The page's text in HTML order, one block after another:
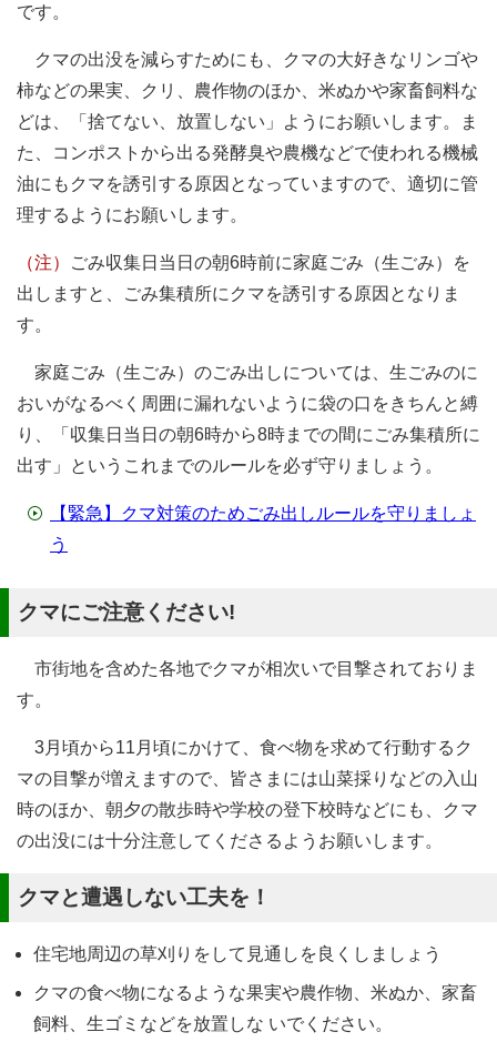
です。
クマの出没を減らすためにも、クマの大好きなリンゴや
柿などの果実、クリ、農作物のほか、米ぬかや家畜飼料な
どは、「捨てない、放置しない」ようにお願いします。ま
た、コンポストから出る発酵臭や農機などで使われる機械
油にもクマを誘引する原因となっていますので、適切に管
理するようにお願いします。
（注）
ごみ収集日当日の朝6時前に家庭ごみ（生ごみ）を
出しますと、ごみ集積所にクマを誘引する原因となりま
す。
家庭ごみ（生ごみ）のごみ出しについては、生ごみのに
おいがなるべく周囲に漏れないように袋の口をきちんと縛
り、「収集日当日の朝6時から8時までの間にごみ集積所に
出す」というこれまでのルールを必ず守りましょう。
【緊急】クマ対策のためごみ出しルールを守りましょ
う
クマにご注意ください!
市街地を含めた各地でクマが相次いで目撃されておりま
す。
3月頃から11月頃にかけて、食べ物を求めて行動するク
マの目撃が増えますので、皆さまには山菜採りなどの入山
時のほか、朝夕の散歩時や学校の登下校時などにも、クマ
の出没には十分注意してくださるようお願いします。
クマと遭遇しない工夫を！
住宅地周辺の草刈りをして見通しを良くしましょう
クマの食べ物になるような果実や農作物、米ぬか、家畜
飼料、生ゴミなどを放置しな いでください。